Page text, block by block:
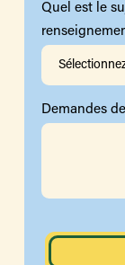
Quel est le
Demandes